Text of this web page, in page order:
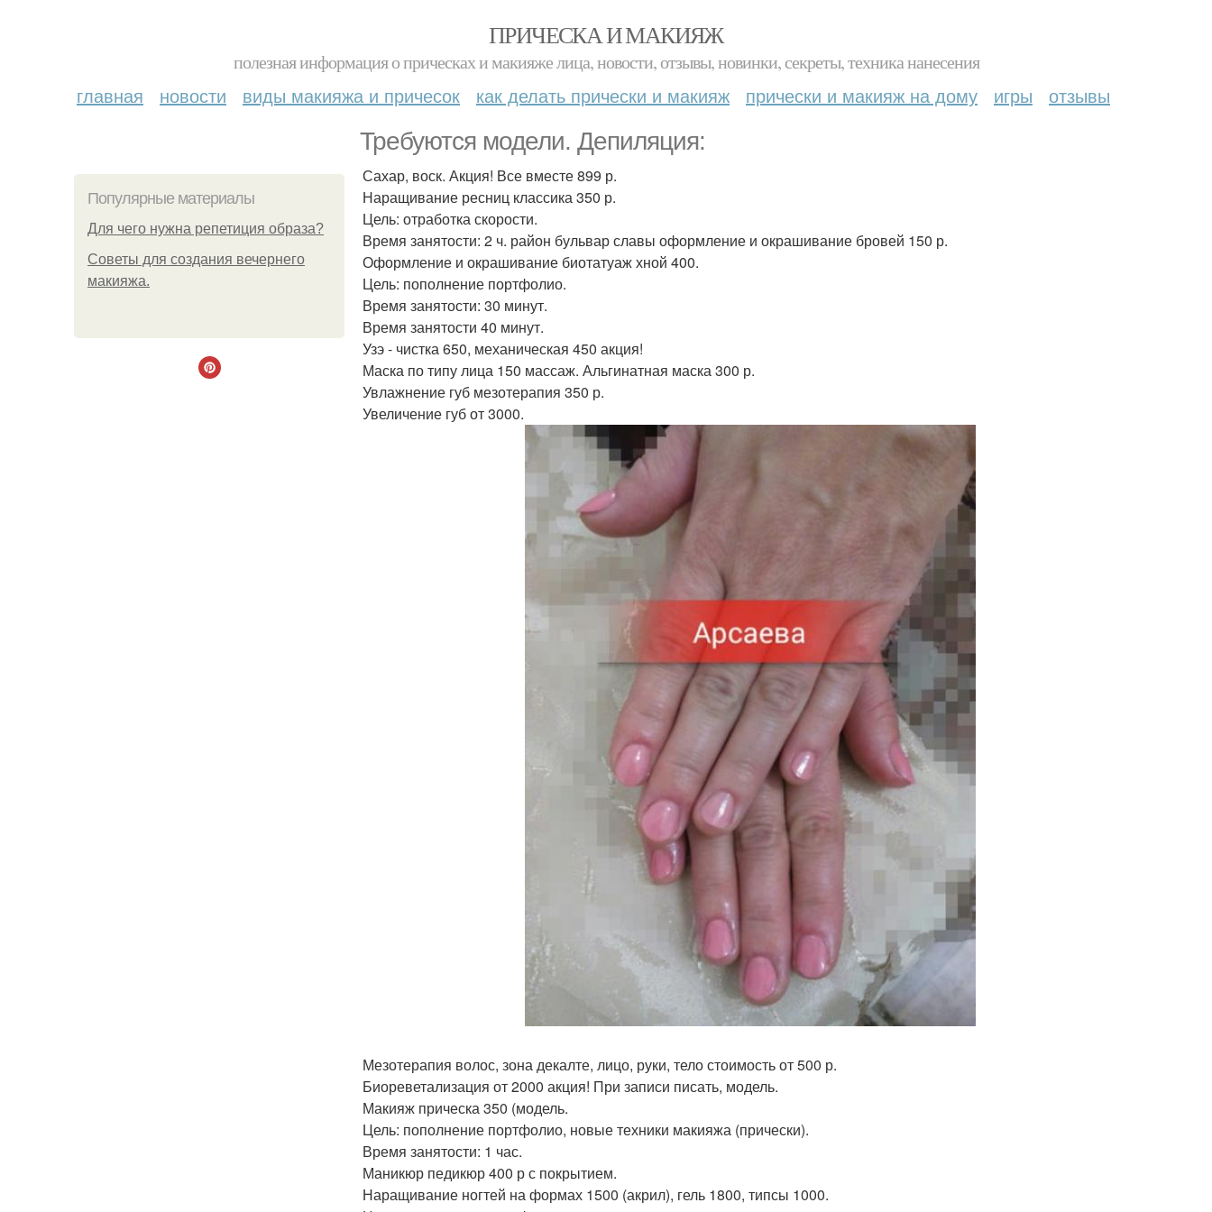
ПРИЧЕСКА И МАКИЯЖ
полезная информация о прическах и макияже лица, новости, отзывы, новинки, секреты, техника нанесения
главная новости виды макияжа и причесок как делать прически и макияж прически и макияж на дому игры отзывы
Требуются модели. Депиляция:
Популярные материалы
Для чего нужна репетиция образа?
Советы для создания вечернего
макияжа.
Сахар, воск. Акция! Все вместе 899 р.
Наращивание ресниц классика 350 р.
Цель: отработка скорости.
Время занятости: 2 ч. район бульвар славы оформление и окрашивание бровей 150 р.
Оформление и окрашивание биотатуаж хной 400.
Цель: пополнение портфолио.
Время занятости: 30 минут.
Время занятости 40 минут.
Узэ - чистка 650, механическая 450 акция!
Маска по типу лица 150 массаж. Альгинатная маска 300 р.
Увлажнение губ мезотерапия 350 р.
Увеличение губ от 3000.
Мезотерапия волос, зона декалте, лицо, руки, тело стоимость от 500 р.
Биореветализация от 2000 акция! При записи писать, модель.
Макияж прическа 350 (модель.
Цель: пополнение портфолио, новые техники макияжа (прически).
Время занятости: 1 час.
Маникюр педикюр 400 р с покрытием.
Наращивание ногтей на формах 1500 (акрил), гель 1800, типсы 1000.